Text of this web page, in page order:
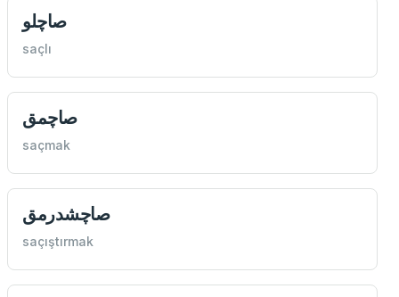
صاچلو
saçlı
صاچمق
saçmak
صاچشدرمق
saçıştırmak